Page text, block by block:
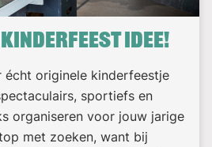
idee!
écht originele kinderfeestje
sportiefs en
organiseren voor jouw jarige
met zoeken, want bij